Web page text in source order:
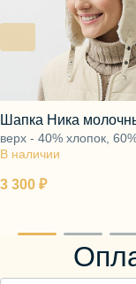
3 300 ₽
В наличии
Шапка Ника
верх - 40% хлопок,
подкладка - ворс 100%